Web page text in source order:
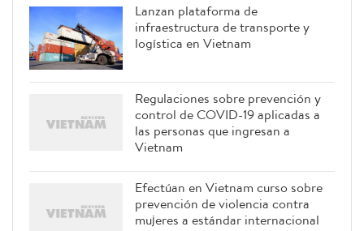
Lanzan plataforma de
infraestructura de transporte y
logística en Vietnam
Regulaciones sobre prevención y
control de COVID-19 aplicadas a
las personas que ingresan a
Vietnam
Efectúan en Vietnam curso sobre
prevención de violencia contra
mujeres a estándar internacional